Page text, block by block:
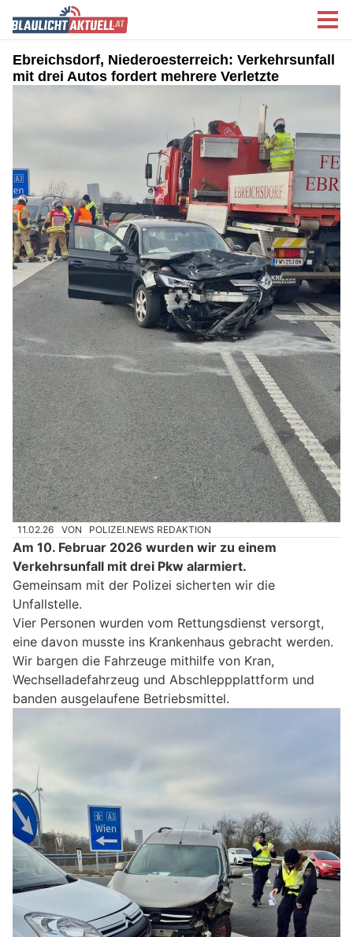
Ebreichsdorf, Niederoesterreich: Verkehrsunfall
mit drei Autos fordert mehrere Verletzte
11.02.26 VON POLIZEI.NEWS REDAKTION
Am 10. Februar 2026 wurden wir zu einem
Verkehrsunfall mit drei Pkw alarmiert.
Gemeinsam mit der Polizei sicherten wir die
Unfallstelle.
Vier Personen wurden vom Rettungsdienst versorgt,
eine davon musste ins Krankenhaus gebracht werden.
Wir bargen die Fahrzeuge mithilfe von Kran,
Wechselladefahrzeug und Abschleppplattform und
banden ausgelaufene Betriebsmittel.